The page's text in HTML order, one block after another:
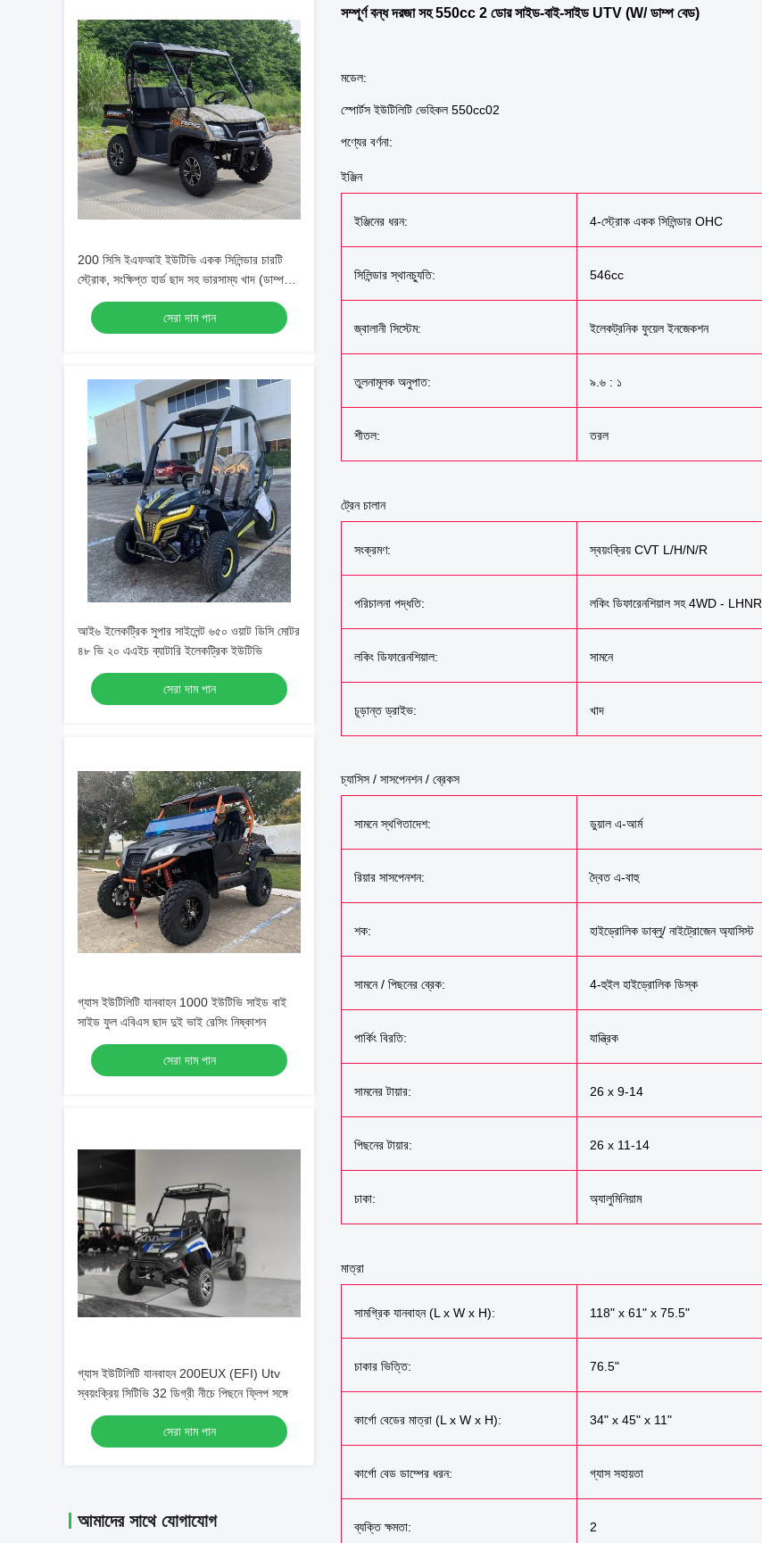
200 সিসি ইএফআই ইউটিভি একক সিলিন্ডার চারটি
স্ট্রোক, সংক্ষিপ্ত হার্ড ছাদ সহ ভারসাম্য খাদ (ডাম্প
বিছানা)
সেরা দাম পান
আই৬ ইলেকট্রিক সুপার সাইলেন্ট ৬৫০ ওয়াট ডিসি মোটর
৪৮ ভি ২০ এএইচ ব্যাটারি ইলেকট্রিক ইউটিভি
সেরা দাম পান
গ্যাস ইউটিলিটি যানবাহন 1000 ইউটিভি সাইড বাই
সাইড ফুল এবিএস ছাদ দুই ভাই রেসিং নিষ্কাশন
সেরা দাম পান
গ্যাস ইউটিলিটি যানবাহন 200EUX (EFI) Utv
স্বয়ংক্রিয় সিটিভি 32 ডিগ্রী নীচে পিছনে ফ্লিপ সঙ্গে
সেরা দাম পান
আমাদের সাথে যোগাযোগ
সম্পূর্ণ বন্ধ দরজা সহ 550cc 2 ডোর সাইড-বাই-সাইড UTV (W/ ডাম্প বেড)
মডেল:
স্পোর্টস ইউটিলিটি ভেহিকল 550cc02
পণ্যের বর্ণনা:
ইঞ্জিন
ইঞ্জিনের ধরন: 4-স্ট্রোক একক সিলিন্ডার OHC
সিলিন্ডার স্থানচ্যুতি: 546cc
জ্বালানী সিস্টেম: ইলেকট্রনিক ফুয়েল ইনজেকশন
তুলনামূলক অনুপাত: ৯.৬ : ১
শীতল: তরল
ট্রেন চালান
সংক্রমণ: স্বয়ংক্রিয় CVT L/H/N/R
পরিচালনা পদ্ধতি: লকিং ডিফারেনশিয়াল সহ 4WD - LHNR
লকিং ডিফারেনশিয়াল: সামনে
চূড়ান্ত ড্রাইভ: খাদ
চ্যাসিস / সাসপেনশন / ব্রেকস
সামনে স্থগিতাদেশ: ডুয়াল এ-আর্ম
রিয়ার সাসপেনশন: দ্বৈত এ-বাহু
শক: হাইড্রোলিক ডাব্লু/ নাইট্রোজেন অ্যাসিস্ট
সামনে / পিছনের ব্রেক: 4-হুইল হাইড্রোলিক ডিস্ক
পার্কিং বিরতি: যান্ত্রিক
সামনের টায়ার: 26 x 9-14
পিছনের টায়ার: 26 x 11-14
চাকা: অ্যালুমিনিয়াম
মাত্রা
সামগ্রিক যানবাহন (L x W x H): 118" x 61" x 75.5"
চাকার ভিত্তি: 76.5"
কার্গো বেডের মাত্রা (L x W x H): 34" x 45" x 11"
কার্গো বেড ডাম্পের ধরন: গ্যাস সহায়তা
ব্যক্তি ক্ষমতা: 2